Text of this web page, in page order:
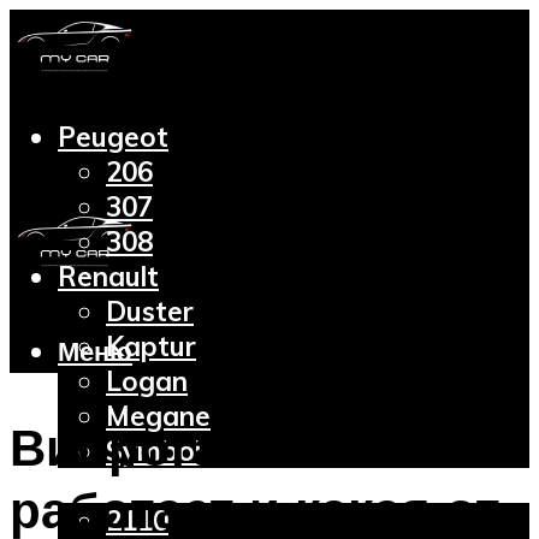
Peugeot
206
307
308
Renault
Duster
Kaptur
Logan
Megane
Symbol
Lada
2110
Меню
Виброгаситель – как
работает и какая от